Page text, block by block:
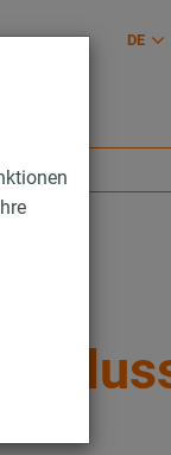
DE